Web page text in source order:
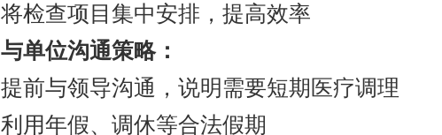
将检查项目集中安排，提高效率
与单位沟通策略：
提前与领导沟通，说明需要短期医疗调理
利用年假、调休等合法假期